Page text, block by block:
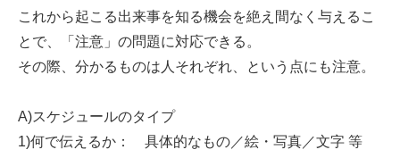
これから起こる出来事を知る機会を絶え間なく与えるこ
とで、「注意」の問題に対応できる。
その際、分かるものは人それぞれ、という点にも注意。
A)スケジュールのタイプ
1)何で伝えるか： 具体的なもの／絵・写真／文字 等